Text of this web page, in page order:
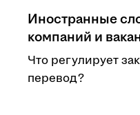
Иностранные
компаний и
Что регулирует
перевод?